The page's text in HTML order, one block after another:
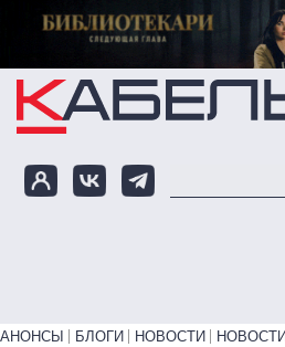
Перейти к основному
Primary links bottom
АНОНСЫ БЛОГИ НОВОСТИ